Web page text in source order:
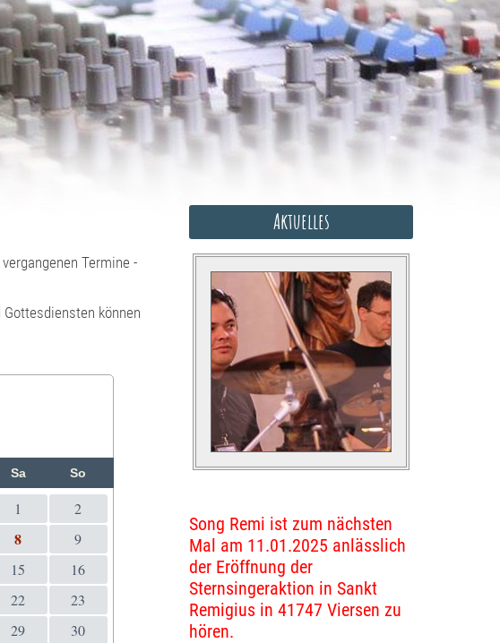
Termine -
können
Sa So
1
2
8
9
15
16
22
23
29
30
Aktuelles
Song Remi ist zum nächsten
Mal am 11.01.2025 anlässlich
der Eröffnung der
Sternsingeraktion in Sankt
Remigius in 41747 Viersen zu
hören.